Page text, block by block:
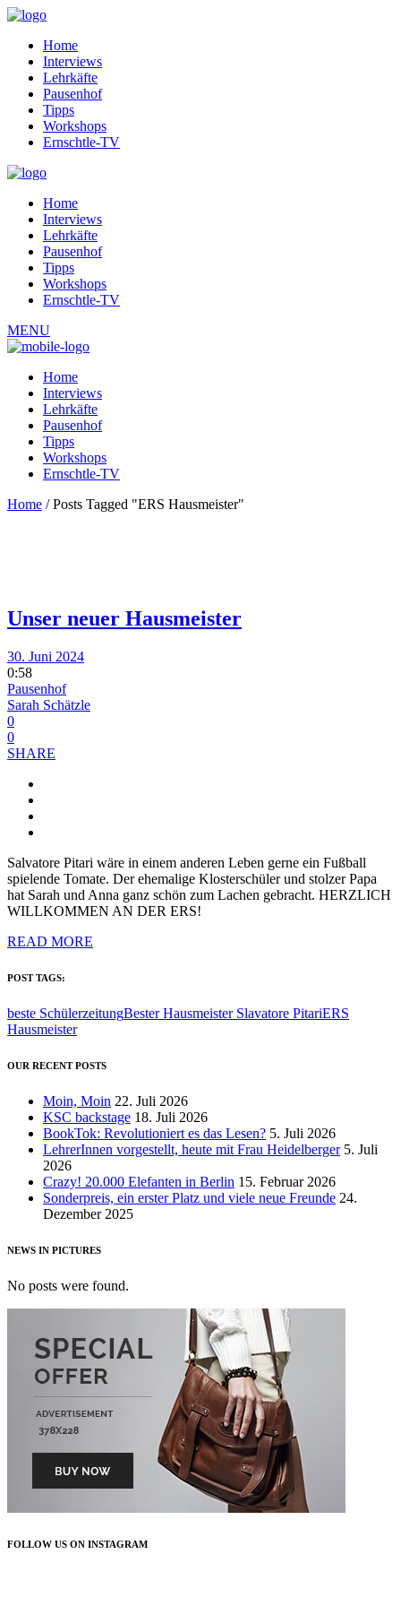
Home
Interviews
Lehrkäfte
Pausenhof
Tipps
Workshops
Ernschtle-TV
Home
Interviews
Lehrkäfte
Pausenhof
Tipps
Workshops
Ernschtle-TV
MENU
Home
Interviews
Lehrkäfte
Pausenhof
Tipps
Workshops
Ernschtle-TV
Home /Posts Tagged "ERS Hausmeister"
Unser neuer Hausmeister
30. Juni 2024
0:58
Pausenhof
Sarah Schätzle
0
0
SHARE
Salvatore Pitari wäre in einem anderen Leben gerne ein Fußball
spielende Tomate. Der ehemalige Klosterschüler und stolzer Papa
hat Sarah und Anna ganz schön zum Lachen gebracht. HERZLICH
WILLKOMMEN AN DER ERS!
READ MORE
POST TAGS:
beste SchülerzeitungBester Hausmeister Slavatore PitariERS
Hausmeister
OUR RECENT POSTS
Moin, Moin 22. Juli 2026
KSC backstage 18. Juli 2026
BookTok: Revolutioniert es das Lesen? 5. Juli 2026
LehrerInnen vorgestellt, heute mit Frau Heidelberger 5. Juli
2026
Crazy! 20.000 Elefanten in Berlin 15. Februar 2026
Sonderpreis, ein erster Platz und viele neue Freunde 24.
Dezember 2025
NEWS IN PICTURES
No posts were found.
FOLLOW US ON INSTAGRAM